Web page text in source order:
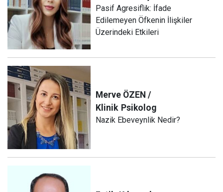
Pasif Agresiflik: İfade
Edilemeyen Öfkenin İlişkiler
Üzerindeki Etkileri
Merve ÖZEN /
Klinik Psikolog
Nazik Ebeveynlik Nedir?